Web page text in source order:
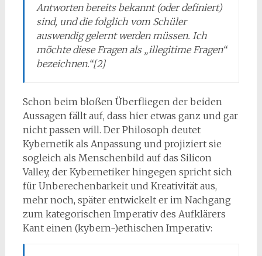
Antworten bereits bekannt (oder definiert)
sind, und die folglich vom Schüler
auswendig gelernt werden müssen. Ich
möchte diese Fragen als „illegitime Fragen“
bezeichnen.“[2]
Schon beim bloßen Überfliegen der beiden
Aussagen fällt auf, dass hier etwas ganz und gar
nicht passen will. Der Philosoph deutet
Kybernetik als Anpassung und projiziert sie
sogleich als Menschenbild auf das Silicon
Valley, der Kybernetiker hingegen spricht sich
für Unberechenbarkeit und Kreativität aus,
mehr noch, später entwickelt er im Nachgang
zum kategorischen Imperativ des Aufklärers
Kant einen (kybern-)ethischen Imperativ: